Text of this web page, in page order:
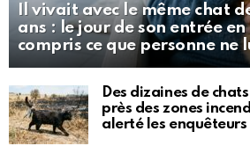
Il vivait avec le même chat
ans : le jour de son entrée en
compris ce que personne ne
Des dizaines de
près des zones
alerté les enquêteurs